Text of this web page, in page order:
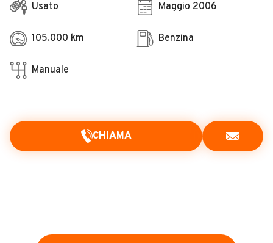
Usato Maggio 2006
105.000 km Benzina
Manuale
CHIAMA